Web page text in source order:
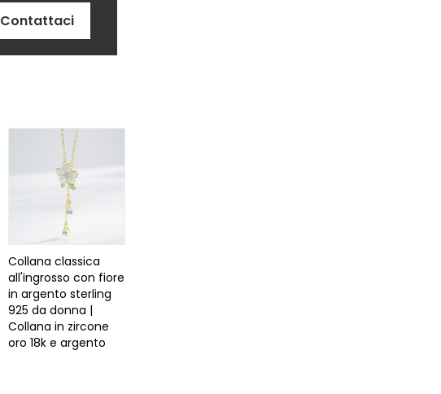
Contattaci
Collana classica
all'ingrosso con fiore
in argento sterling
925 da donna |
Collana in zircone
oro 18k e argento